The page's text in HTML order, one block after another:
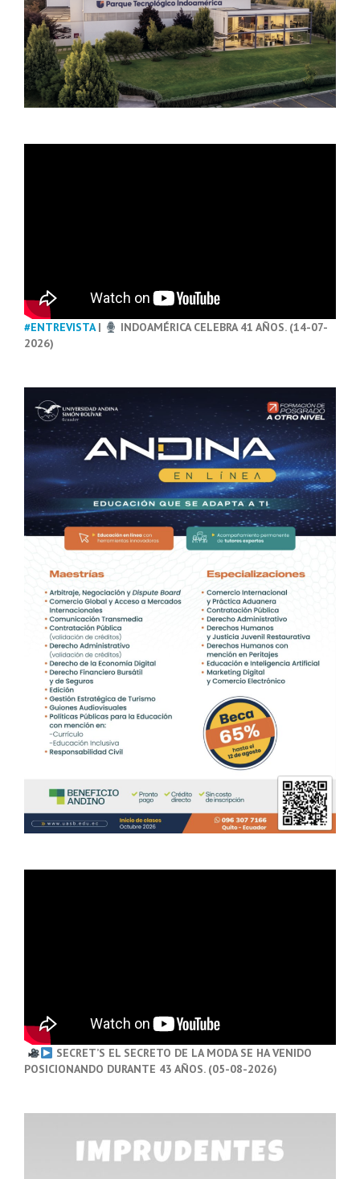
#ENTREVISTA|
INDOAMÉRICA CELEBRA 41 AÑOS. (14-07-
2026)
SECRET’S EL SECRETO DE LA MODA SE HA VENIDO
POSICIONANDO DURANTE 43 AÑOS. (05-08-2026)